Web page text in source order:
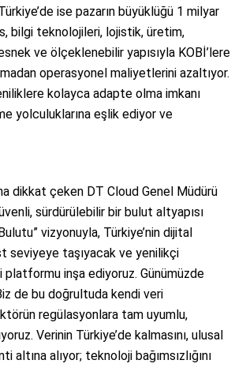
ise pazarın büyüklüğü 1 milyar
bilgi teknolojileri, lojistik, üretim,
ve ölçeklenebilir yapısıyla KOBİ’lere
operasyonel maliyetlerini azaltıyor.
kolayca adapte olma imkanı
yolculuklarına eşlik ediyor ve
dikkat çeken DT Cloud Genel Müdürü
sürdürülebilir bir bulut altyapısı
vizyonuyla, Türkiye’nin dijital
seviyeye taşıyacak ve yenilikçi
inşa ediyoruz. Günümüzde
de bu doğrultuda kendi veri
regülasyonlara tam uyumlu,
Verinin Türkiye’de kalmasını, ulusal
alıyor; teknoloji bağımsızlığını